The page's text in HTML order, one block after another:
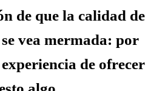
de que la calidad de
vea mermada: por
de ofrecer